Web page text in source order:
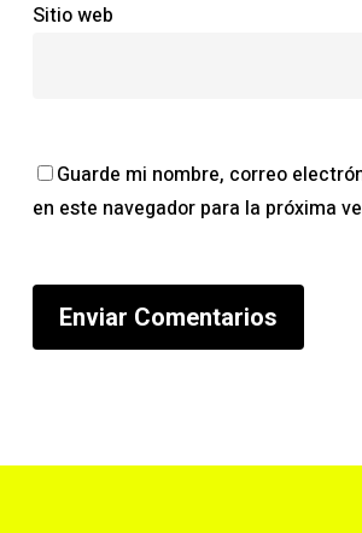
Sitio web
Guarde mi nombre, correo
en este navegador para la próxima